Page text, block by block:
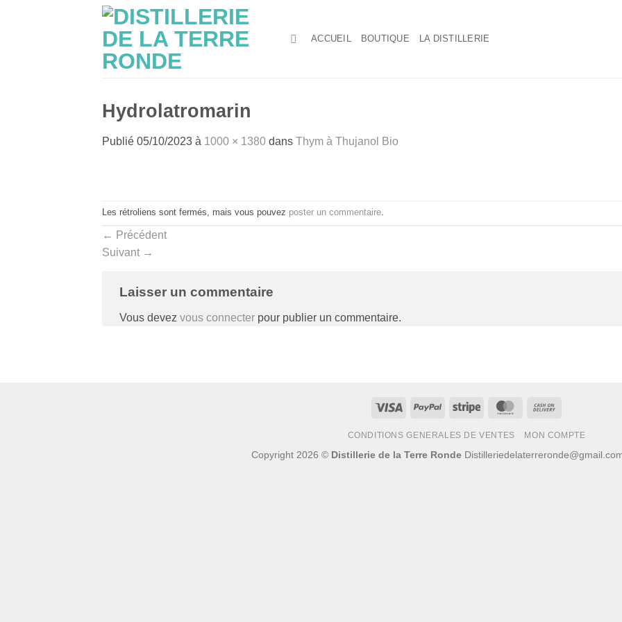
ACCUEIL BOUTIQUE LA DISTILLERIE
Hydrolatromarin
Publié 05/10/2023 à 1000 × 1380 dans Thym à Thujanol Bio
Les rétroliens sont fermés, mais vous pouvez poster un commentaire
← Précédent
Suivant →
Laisser un commentaire
Vous devez vous connecter pour publier un commentaire.
Visa PayPal Stripe MasterCard
Delivery
CONDITIONS GENERALES DE VENTES MON COMPTE
Copyright 2026 © Distillerie de la Terre Ronde